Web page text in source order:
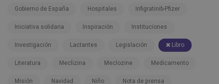
Gobierno de España Hospitales Infigratinib-Pfizer
Iniciativa solidaria Inspiración Instituciones
Investigación Lactantes Legislación Libro
Literatura Meclizina Meclozine Medicamento
Misión Navidad Niño Nota de prensa